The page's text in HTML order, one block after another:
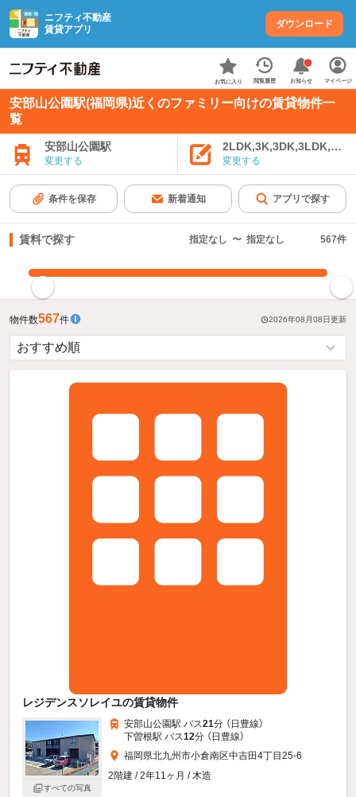
ニフティ不動産
賃貸アプリ
ダウンロード
お気に入り 閲覧履歴 お知らせ マイページ
安部山公園駅(福岡県)近くのファミリー向けの賃貸物件一
覧
安部山公園駅
変更する 変更する
条件を保存 新着通知 アプリで探す
賃料で探す 指定なし 〜 指定なし 567件
物件数567件 2026年08月08日更新
レジデンスソレイユの賃貸物件
すべての写真
安部山公園駅 バス21分 （日豊線）
下曽根駅 バス12分 （日豊線）
福岡県北九州市小倉南区中吉田4丁目25-6
2階建 / 2年11ヶ月 / 木造